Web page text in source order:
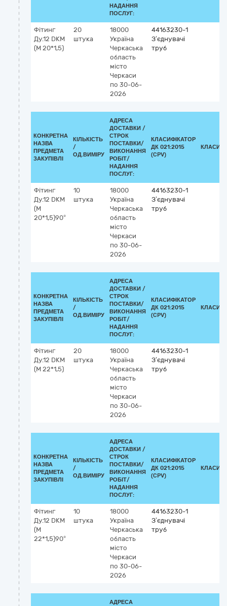
НАДАННЯ
ПОСЛУГ:
Фітинг
Ду.12 DKМ
(М 20*1,5)
20
штука
18000
Україна
Черкаська
область
місто
Черкаси
по 30-06-
2026
44163230-1
З’єднувачі
труб
КОНКРЕТНА
НАЗВА
ПРЕДМЕТА
ЗАКУПІВЛІ
КІЛЬКІСТЬ
/
ОД.ВИМІРУ
АДРЕСА
ДОСТАВКИ /
СТРОК
ПОСТАВКИ/
ВИКОНАННЯ
РОБІТ/
НАДАННЯ
ПОСЛУГ:
КЛАСИФІКАТОР
ДК 021:2015
(CPV)
Фітинг
Ду.12 DKМ
(М
20*1,5)90°
10
штука
18000
Україна
Черкаська
область
місто
Черкаси
по 30-06-
2026
44163230-1
З’єднувачі
труб
КОНКРЕТНА
НАЗВА
ПРЕДМЕТА
ЗАКУПІВЛІ
КІЛЬКІСТЬ
/
ОД.ВИМІРУ
АДРЕСА
ДОСТАВКИ /
СТРОК
ПОСТАВКИ/
ВИКОНАННЯ
РОБІТ/
НАДАННЯ
ПОСЛУГ:
КЛАСИФІКАТОР
ДК 021:2015
(CPV)
Фітинг
Ду.12 DKМ
(М 22*1,5)
20
штука
18000
Україна
Черкаська
область
місто
Черкаси
по 30-06-
2026
44163230-1
З’єднувачі
труб
КОНКРЕТНА
НАЗВА
ПРЕДМЕТА
ЗАКУПІВЛІ
КІЛЬКІСТЬ
/
ОД.ВИМІРУ
АДРЕСА
ДОСТАВКИ /
СТРОК
ПОСТАВКИ/
ВИКОНАННЯ
РОБІТ/
НАДАННЯ
ПОСЛУГ:
КЛАСИФІКАТОР
ДК 021:2015
(CPV)
Фітинг
Ду.12 DKМ
(М
22*1,5)90°
10
штука
18000
Україна
Черкаська
область
місто
Черкаси
по 30-06-
2026
44163230-1
З’єднувачі
труб
АДРЕСА